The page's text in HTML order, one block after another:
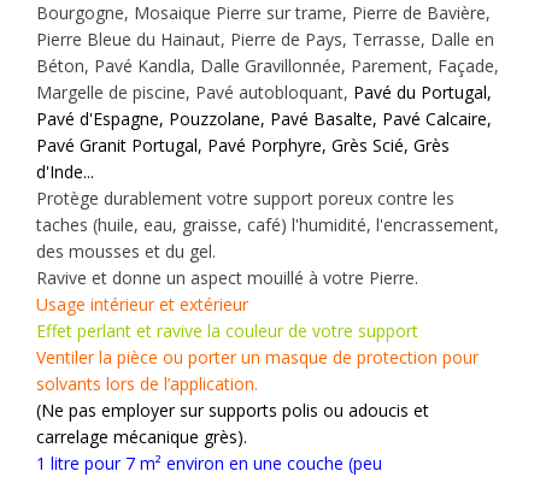
Bourgogne, Mosaique Pierre sur trame, Pierre de Bavière,
Pierre Bleue du Hainaut, Pierre de Pays, Terrasse, Dalle en
Béton, Pavé Kandla, Dalle Gravillonnée, Parement, Façade,
Margelle de piscine, Pavé autobloquant, Pavé du Portugal,
Pavé d'Espagne, Pouzzolane, Pavé Basalte, Pavé Calcaire,
Pavé Granit Portugal, Pavé Porphyre, Grès Scié, Grès
d'Inde...
Protège durablement votre support poreux contre les
taches (huile, eau, graisse, café) l'humidité, l'encrassement,
des mousses et du gel.
Ravive et donne un aspect mouillé à votre Pierre.
Usage intérieur et extérieur
Effet perlant et ravive la couleur de votre support
Ventiler la pièce ou porter un masque de protection pour
solvants lors de l’application.
(Ne pas employer sur supports polis ou adoucis et
carrelage mécanique grès).
1 litre pour 7 m² environ en une couche (peu